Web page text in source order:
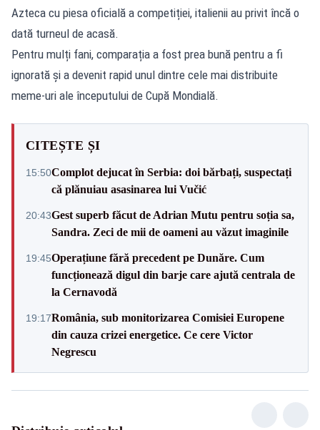
Azteca cu piesa oficială a competiției, italienii au privit încă o
dată turneul de acasă.
Pentru mulți fani, comparația a fost prea bună pentru a fi
ignorată și a devenit rapid unul dintre cele mai distribuite
meme-uri ale începutului de Cupă Mondială.
CITEȘTE ȘI
15:50Complot dejucat în Serbia: doi bărbați, suspectați
că plănuiau asasinarea lui Vučić
20:43Gest superb făcut de Adrian Mutu pentru soția sa,
Sandra. Zeci de mii de oameni au văzut imaginile
19:45Operațiune fără precedent pe Dunăre. Cum
funcționează digul din barje care ajută centrala de
la Cernavodă
19:17România, sub monitorizarea Comisiei Europene
din cauza crizei energetice. Ce cere Victor
Negrescu